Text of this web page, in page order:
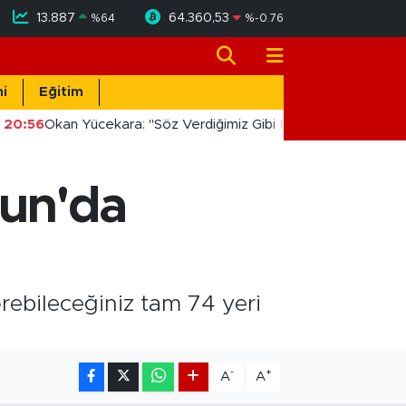
13.887 %64 64.360,53 %-0.76
Eğitim
20:56Okan Yücekara: "Söz Verdiğimiz Gibi Masada Değil,
tam 74 yeri
A- A+